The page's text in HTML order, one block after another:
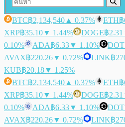
BTC฿2,134,540 ▲ 0.37% ETH฿
XRP฿35.10▼ 1.44% DOGE฿2.31
0.10%
ADA฿6.33▼ 1.10% DOT
AVAX฿220.26▼ 0.72% LINK฿
KUB฿20.18▼ 1.25%
BTC฿2,134,540 ▲ 0.37% ETH฿
XRP฿35.10▼ 1.44% DOGE฿2.31
0.10%
ADA฿6.33▼ 1.10% DOT
AVAX฿220.26▼ 0.72% LINK฿